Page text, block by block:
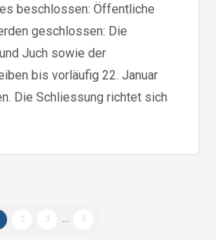
beschlossen: Öffentliche
geschlossen: Die
Juch sowie der
bis vorläufig 22. Januar
Die Schliessung richtet sich
2 3 ... 5